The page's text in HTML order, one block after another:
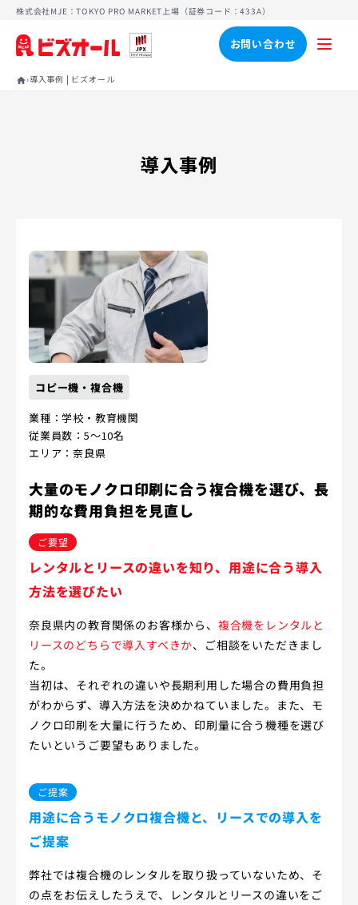
株式会社MJE：TOKYO PRO MARKET上場（証券コード：433A）
お問い合わせ
home›導入事例 | ビズオール
導入事例
コピー機・複合機
業種：学校・教育機関
従業員数：5～10名
エリア：奈良県
大量のモノクロ印刷に合う複合機を選び、長
期的な費用負担を見直し
ご要望
レンタルとリースの違いを知り、用途に合う導入
方法を選びたい
奈良県内の教育関係のお客様から、 複合機をレンタルと
リースのどちらで導入すべきか、ご相談をいただきまし
た。
当初は、それぞれの違いや長期利用した場合の費用負担
がわからず、導入方法を決めかねていました。また、モ
ノクロ印刷を大量に行うため、印刷量に合う機種を選び
たいというご要望もありました。
ご提案
用途に合うモノクロ複合機と、リースでの導入を
ご提案
弊社では複合機のレンタルを取り扱っていないため、そ
の点をお伝えしたうえで、レンタルとリースの違いをご